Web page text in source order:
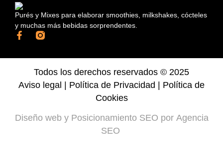
Purés y Mixes para elaborar smoothies, milkshakes, cócteles
y muchas más bebidas sorprendentes.
Todos los derechos reservados © 2025
Aviso legal
Política de Privacidad
Política de
Cookies
Diseño web y Posicionamiento SEO por Agencia
SEO